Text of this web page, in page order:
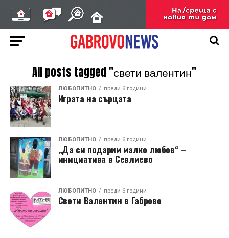
All posts tagged "свети валентин"
ЛЮБОПИТНО преди 6 години
Играта на сърцата
ЛЮБОПИТНО преди 6 години
„Да си подарим малко любов“ –
инициатива в Севлиево
ЛЮБОПИТНО преди 6 години
Свети Валентин в Габрово